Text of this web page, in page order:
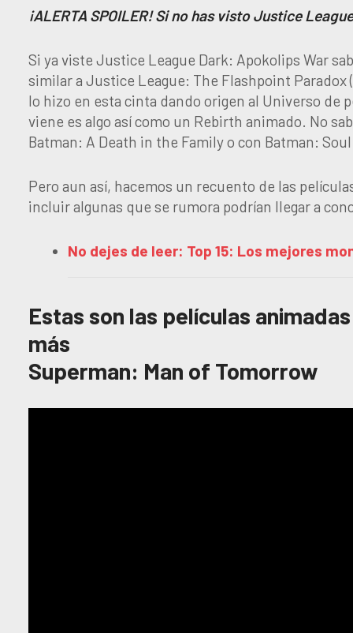
¡ALERTA SPOILER! Si no has visto Justice
Si ya viste Justice League Dark: Apokolips War
similar a Justice League: The Flashpoint
lo hizo en esta cinta dando origen al Universo de
viene es algo así como un Rebirth animado. No
Batman: A Death in the Family o con Batman:
Pero aun así, hacemos un recuento de las
incluir algunas que se rumora podrían llegar a
No dejes de leer: Top 15: Los mejores
Estas son las películas
más
Superman: Man of Tomorrow